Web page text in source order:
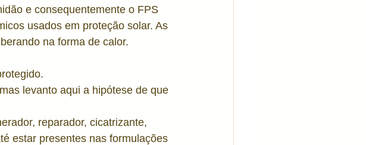
e consequentemente o FPS
usados em proteção solar. As
na forma de calor.
levanto aqui a hipótese de que
reparador, cicatrizante,
estar presentes nas formulações